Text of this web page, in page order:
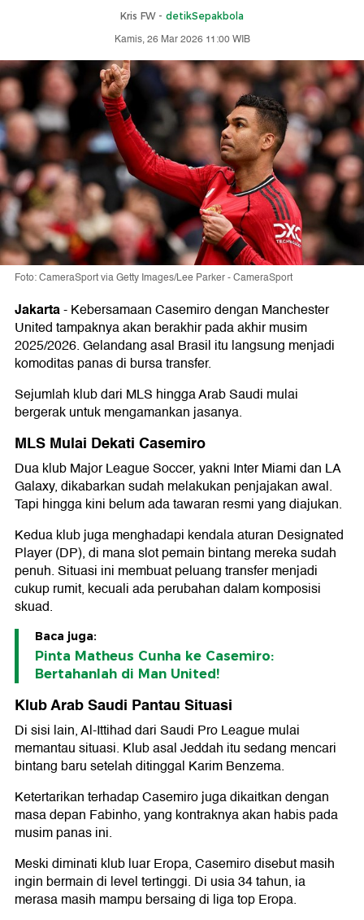
Kris FW - detikSepakbola
Kamis, 26 Mar 2026 11:00 WIB
Foto: CameraSport via Getty Images/Lee Parker - CameraSport
Jakarta-KebersamaanCasemirodengan Manchester
Unitedtampaknya akan berakhir pada akhir musim
2025/2026. Gelandang asal Brasil itu langsung menjadi
komoditas panas di bursa transfer.
Sejumlah klub dari MLS hingga Arab Saudi mulai
bergerak untuk mengamankan jasanya.
MLS Mulai Dekati Casemiro
Dua klubMajor League Soccer, yakni Inter Miamidan LA
Galaxy, dikabarkan sudah melakukan penjajakan awal.
Tapi hingga kini belum ada tawaran resmi yang diajukan.
Kedua klub juga menghadapi kendala aturan Designated
Player (DP), di mana slot pemain bintang mereka sudah
penuh. Situasi ini membuat peluang transfer menjadi
cukup rumit, kecuali ada perubahan dalam komposisi
skuad.
Baca juga:
Pinta Matheus Cunha ke Casemiro:
Bertahanlah di Man United!
Klub Arab Saudi Pantau Situasi
Di sisi lain,Al-IttihaddariSaudi Pro Leaguemulai
memantau situasi. Klub asal Jeddah itu sedang mencari
bintang baru setelah ditinggal Karim Benzema.
Ketertarikan terhadap Casemiro juga dikaitkan dengan
masa depan Fabinho, yang kontraknya akan habis pada
musim panas ini.
Meski diminati klub luar Eropa, Casemiro disebut masih
ingin bermain di level tertinggi. Di usia 34 tahun, ia
merasa masih mampu bersaing di liga top Eropa.